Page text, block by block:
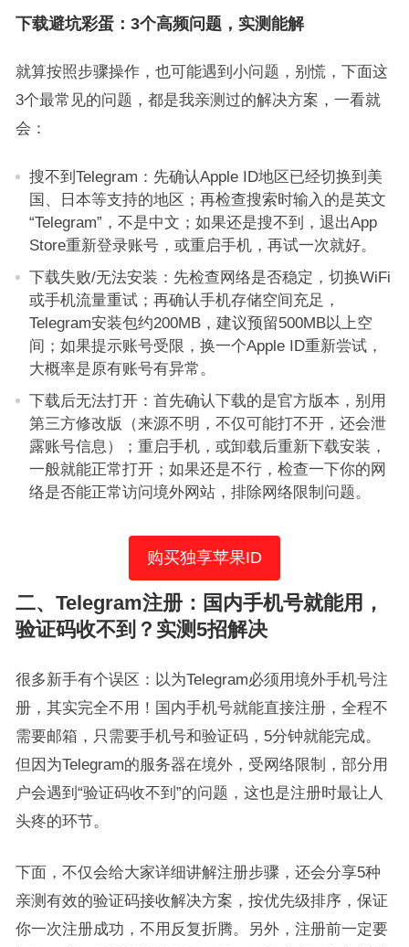
下载避坑彩蛋：3个高频问题，实测能解
就算按照步骤操作，也可能遇到小问题，别慌，下面这
3个最常见的问题，都是我亲测过的解决方案，一看就
会：
搜不到Telegram：先确认Apple ID地区已经切换到美
国、日本等支持的地区；再检查搜索时输入的是英文
“Telegram”，不是中文；如果还是搜不到，退出App
Store重新登录账号，或重启手机，再试一次就好。
下载失败/无法安装：先检查网络是否稳定，切换WiFi
或手机流量重试；再确认手机存储空间充足，
Telegram安装包约200MB，建议预留500MB以上空
间；如果提示账号受限，换一个Apple ID重新尝试，
大概率是原有账号有异常。
下载后无法打开：首先确认下载的是官方版本，别用
第三方修改版（来源不明，不仅可能打不开，还会泄
露账号信息）；重启手机，或卸载后重新下载安装，
一般就能正常打开；如果还是不行，检查一下你的网
络是否能正常访问境外网站，排除网络限制问题。
购买独享苹果ID
二、Telegram注册：国内手机号就能用，
验证码收不到？实测5招解决
很多新手有个误区：以为Telegram必须用境外手机号注
册，其实完全不用！国内手机号就能直接注册，全程不
需要邮箱，只需要手机号和验证码，5分钟就能完成。
但因为Telegram的服务器在境外，受网络限制，部分用
户会遇到“验证码收不到”的问题，这也是注册时最让人
头疼的环节。
下面，不仅会给大家详细讲解注册步骤，还会分享5种
亲测有效的验证码接收解决方案，按优先级排序，保证
你一次注册成功，不用反复折腾。另外，注册前一定要